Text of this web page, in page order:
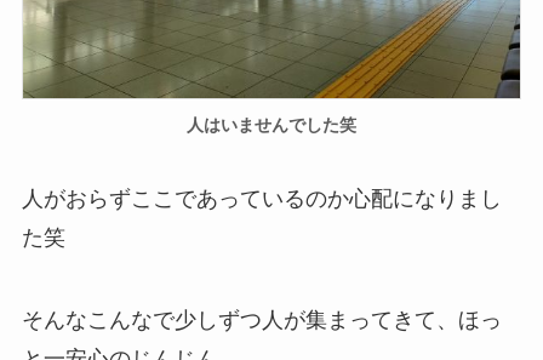
人はいませんでした笑
人がおらずここであっているのか心配になりまし
た笑
そんなこんなで少しずつ人が集まってきて、ほっ